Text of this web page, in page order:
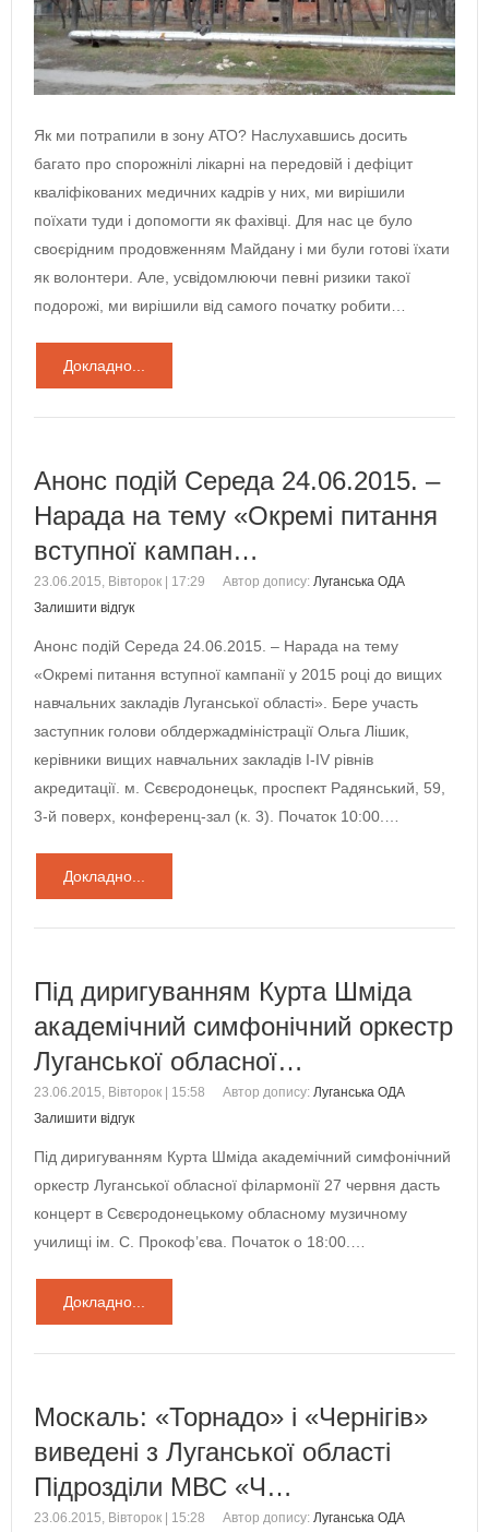
Як ми потрапили в зону АТО? Наслухавшись досить
багато про спорожнілі лікарні на передовій і дефіцит
кваліфікованих медичних кадрів у них, ми вирішили
поїхати туди і допомогти як фахівці. Для нас це було
своєрідним продовженням Майдану і ми були готові їхати
як волонтери. Але, усвідомлюючи певні ризики такої
подорожі, ми вирішили від самого початку робити…
Докладно...
Анонс подій Середа 24.06.2015. –
Нарада на тему «Окремі питання
вступної кампан…
23.06.2015, Вівторок | 17:29 Автор допису: Луганська ОДА
Залишити відгук
Анонс подій Середа 24.06.2015. – Нарада на тему
«Окремі питання вступної кампанії у 2015 році до вищих
навчальних закладів Луганської області». Бере участь
заступник голови облдержадміністрації Ольга Лішик,
керівники вищих навчальних закладів І-ІV рівнів
акредитації. м. Сєвєродонецьк, проспект Радянський, 59,
3-й поверх, конференц-зал (к. 3). Початок 10:00.…
Докладно...
Під диригуванням Курта Шміда
академічний симфонічний оркестр
Луганської обласної…
23.06.2015, Вівторок | 15:58 Автор допису: Луганська ОДА
Залишити відгук
Під диригуванням Курта Шміда академічний симфонічний
оркестр Луганської обласної філармонії 27 червня дасть
концерт в Сєвєродонецькому обласному музичному
училищі ім. С. Прокоф’єва. Початок о 18:00.…
Докладно...
Москаль: «Торнадо» і «Чернігів»
виведені з Луганської області
Підрозділи МВС «Ч…
23.06.2015, Вівторок | 15:28 Автор допису: Луганська ОДА